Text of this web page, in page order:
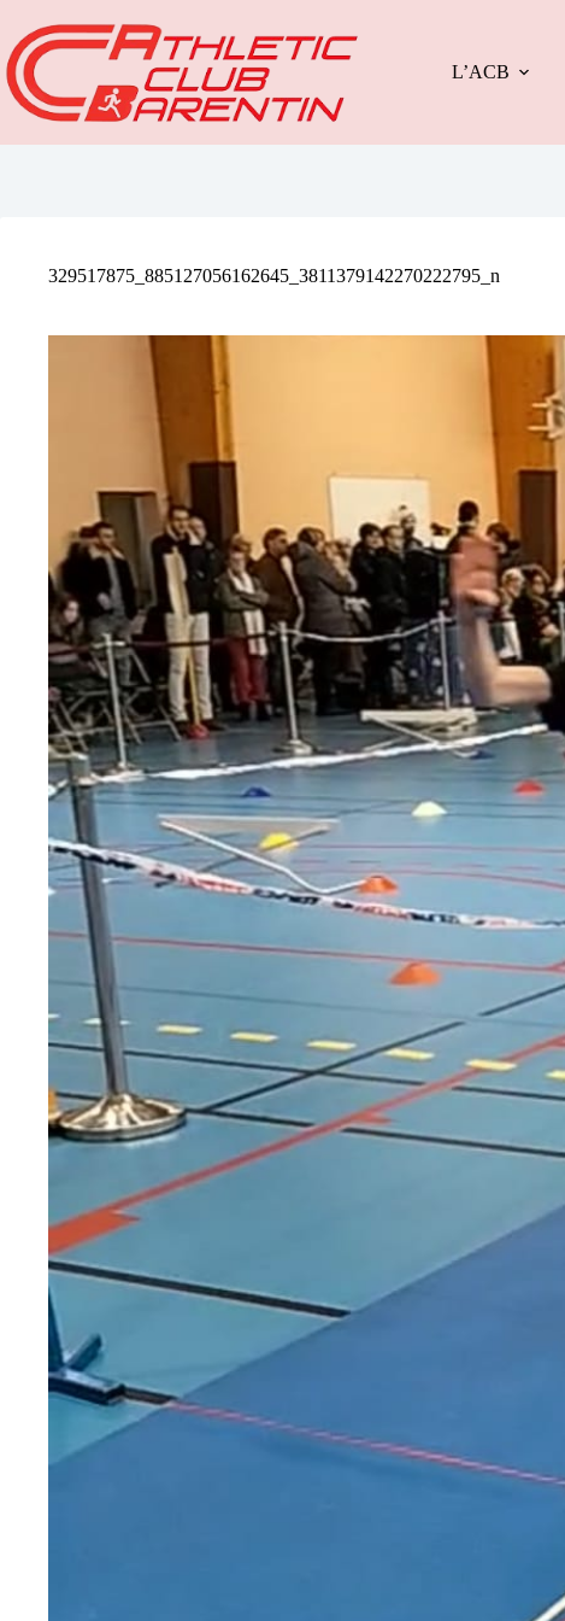
contenu
L’ACB
329517875_885127056162645_3811379142270222795_n